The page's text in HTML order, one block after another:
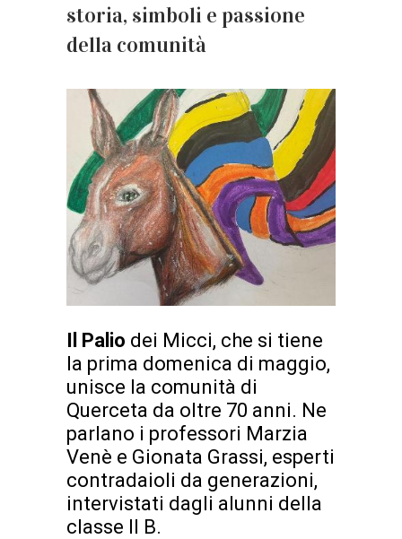
storia, simboli e passione
della comunità
Il Palio dei Micci, che si tiene
la prima domenica di maggio,
unisce la comunità di
Querceta da oltre 70 anni. Ne
parlano i professori Marzia
Venè e Gionata Grassi, esperti
contradaioli da generazioni,
intervistati dagli alunni della
classe II B.